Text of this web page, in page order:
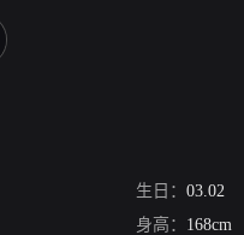
生日： 03.02
身高： 168cm